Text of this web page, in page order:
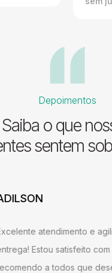
Depoimentos
Saiba o que
sentem
atendimento e
Estou satisfeito com
a todos que